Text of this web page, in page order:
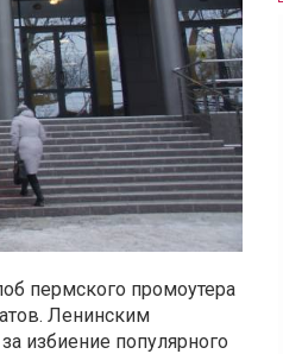
пермского промоутера
Ленинским
за избиение популярного